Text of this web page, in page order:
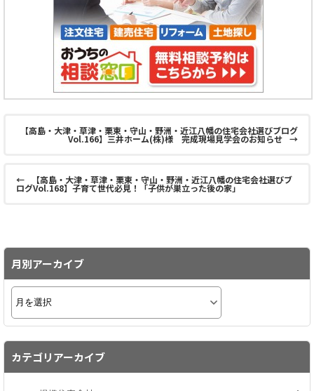
【高島・大津・草津・栗東・守山・野洲・近江八幡の住宅会社選びブログ
Vol.166】三井ホーム(株)様 完成現場見学会のお知らせ →
← 【高島・大津・草津・栗東・守山・野洲・近江八幡の住宅会社選びブ
ログVol.168】子育て世代必見！「子供が巣立った後の家」
月別アーカイブ
カテゴリアーカイブ